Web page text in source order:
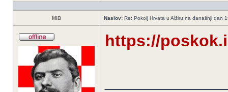
MiB Naslov: Re: Pokolj Hrvata u Alžiru na današnji dan
https://